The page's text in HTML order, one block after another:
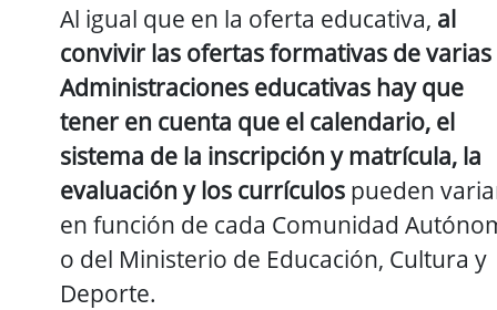
Al igual que en la oferta educativa, al
convivir las ofertas formativas de varias
Administraciones educativas hay que
tener en cuenta que el calendario, el
sistema de la inscripción y matrícula, la
evaluación y los currículos pueden
en función de cada Comunidad
o del Ministerio de Educación, Cultura y
Deporte.